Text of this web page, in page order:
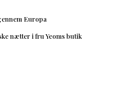
Europa
nætter i fru Yeoms butik